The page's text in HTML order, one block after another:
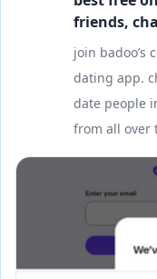
friends,
join badoo’s
dating app.
date people
from all over